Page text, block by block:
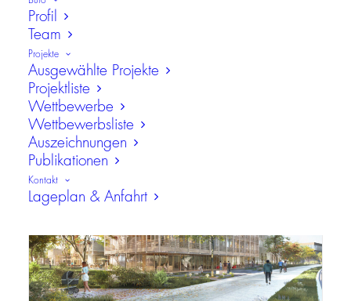
Profil
Team
Projekte
Ausgewählte Projekte
Projektliste
Wettbewerbe
Wettbewerbsliste
Auszeichnungen
Publikationen
Kontakt
Lageplan & Anfahrt
Preise